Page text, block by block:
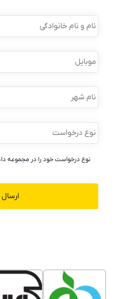
نام
و
نام
موبایل *
نام
شهر
نوع
درخواست *
نوع درخواست خود را در مجموعه